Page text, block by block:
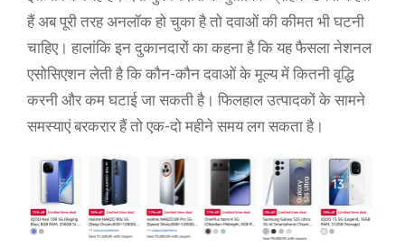
हैं अब पूरी तरह अनलॉक हो चुका है तो दवाओं की कीमत भी घटनी
चाहिए। हालांकि इन दुकानदारों का कहना है कि यह फैसला नेशनल
एसोसिएशन लेती है कि कौन-कौन दवाओं के मूल्य में कितनी वृद्धि
करनी और कम घटाई जा सकती है। फिलहाल उत्पादकों के सामने
समस्याएं बरकरार हैं तो एक-दो महीने समय लग सकता है।